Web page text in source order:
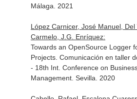
Málaga. 2021
López Carnicer, José Manuel, Del
Carmelo, J.G. Enríquez:
Towards an OpenSource Logger
Projects. Comunicación en taller
- 18th Int. Conference on
Management. Sevilla. 2020